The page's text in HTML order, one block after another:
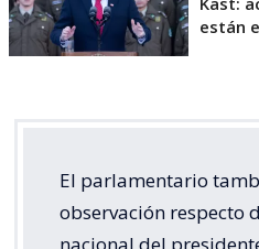
están
El parlamentario
observación respecto